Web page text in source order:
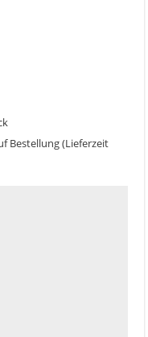
Bestellung (Lieferzeit